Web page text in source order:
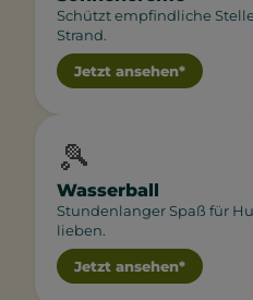
Schützt empfindliche
Strand.
Jetzt ansehen*
🎾
Wasserball
Stundenlanger Spaß für
lieben.
Jetzt ansehen*